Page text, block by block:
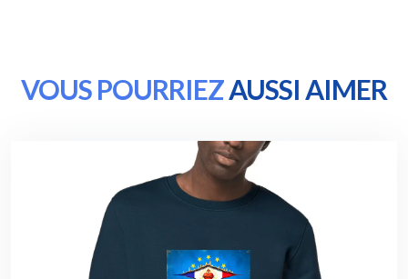
VOUS POURRIEZAUSSI AIMER